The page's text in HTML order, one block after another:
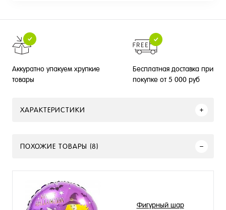
Аккуратно упакуем хрупкие
товары
Бесплатная доставка при
покупке от 5 000 руб
ХАРАКТЕРИСТИКИ
ПОХОЖИЕ ТОВАРЫ (8)
Фигурный шар